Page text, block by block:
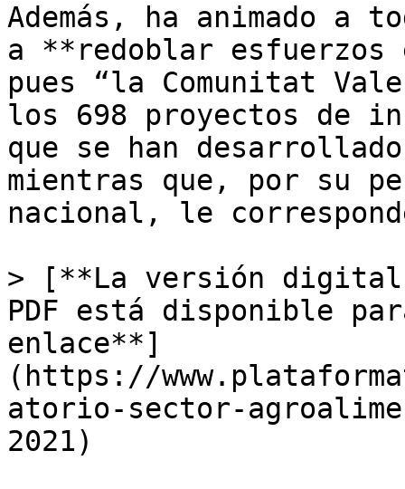
Además, ha animado a
a **redoblar esfuerzos
pues “la Comunitat
los 698 proyectos de
que se han
mientras que, por su
nacional, le
> [**La versión digital
PDF está disponible
enlace**]
(https://
atorio-sector-
2021)